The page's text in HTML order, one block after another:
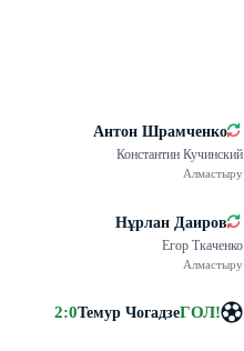
Антон Шрамченко
Константин Кучинский
Алмастыру
Нұрлан Даиров
Егор Ткаченко
Алмастыру
2:0Темур ЧогадзеГОЛ!